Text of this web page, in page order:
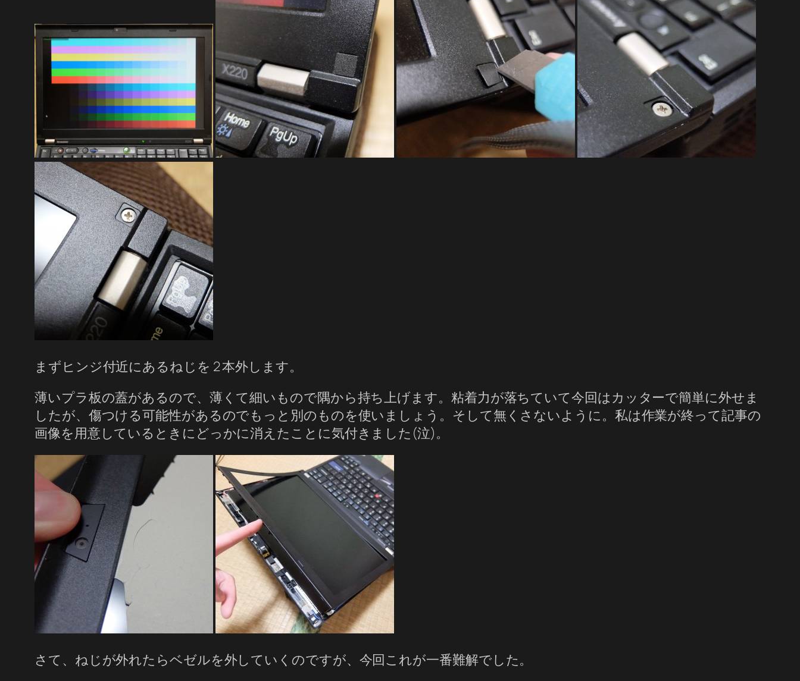
まずヒンジ付近にあるねじを 2 本外します。
薄いプラ板の蓋があるので、薄くて細いもので隅から持ち上げます。粘着力が落ちていて今回はカッターで簡単に外せま
したが、傷つける可能性があるのでもっと別のものを使いましょう。そして無くさないように。私は作業が終って記事の
画像を用意しているときにどっかに消えたことに気付きました(泣)。
さて、ねじが外れたらベゼルを外していくのですが、今回これが一番難解でした。